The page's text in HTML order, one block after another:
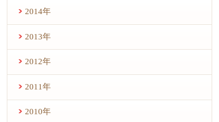
2014年
2013年
2012年
2011年
2010年